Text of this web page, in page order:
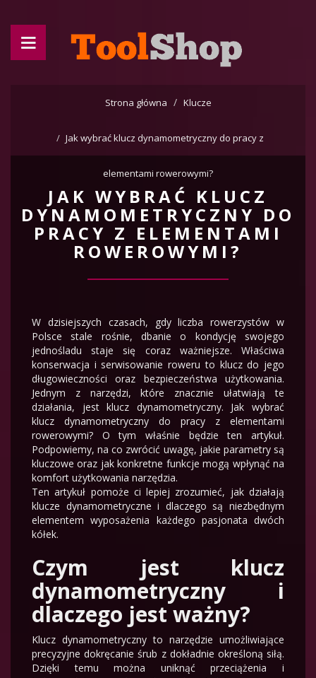
Strona główna Klucze
Jak wybrać klucz dynamometryczny do pracy z
elementami rowerowymi?
JAK WYBRAĆ KLUCZ
DYNAMOMETRYCZNY DO
PRACY Z ELEMENTAMI
ROWEROWYMI?
W dzisiejszych czasach, gdy liczba rowerzystów w
Polsce stale rośnie, dbanie o kondycję swojego
jednośladu staje się coraz ważniejsze. Właściwa
konserwacja i serwisowanie roweru to klucz do jego
długowieczności oraz bezpieczeństwa użytkowania.
Jednym z narzędzi, które znacznie ułatwiają te
działania, jest klucz dynamometryczny. Jak wybrać
klucz dynamometryczny do pracy z elementami
rowerowymi? O tym właśnie będzie ten artykuł.
Podpowiemy, na co zwrócić uwagę, jakie parametry są
kluczowe oraz jak konkretne funkcje mogą wpłynąć na
komfort użytkowania narzędzia.
Ten artykuł pomoże ci lepiej zrozumieć, jak działają
klucze dynamometryczne i dlaczego są niezbędnym
elementem wyposażenia każdego pasjonata dwóch
kółek.
Czym jest klucz
dynamometryczny i
dlaczego jest ważny?
Klucz dynamometryczny to narzędzie umożliwiające
precyzyjne dokręcanie śrub z dokładnie określoną siłą.
Dzięki temu można uniknąć przeciążenia i